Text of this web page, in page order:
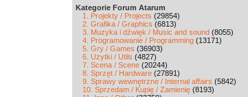
Kategorie Forum Atarum
1. Projekty / Projects (29854)
2. Grafika / Graphics (6813)
3. Muzyka i dźwięk / Music and sound (8055)
4. Programowanie / Programming (13171)
5. Gry / Games (36903)
6. Użytki / Utils (4827)
7. Scena / Scene (20244)
8. Sprzęt / Hardware (27891)
9. Sprawy wewnętrzne / Internal affairs (5842)
10. Sprzedam / Kupię / Zamienię (8193)